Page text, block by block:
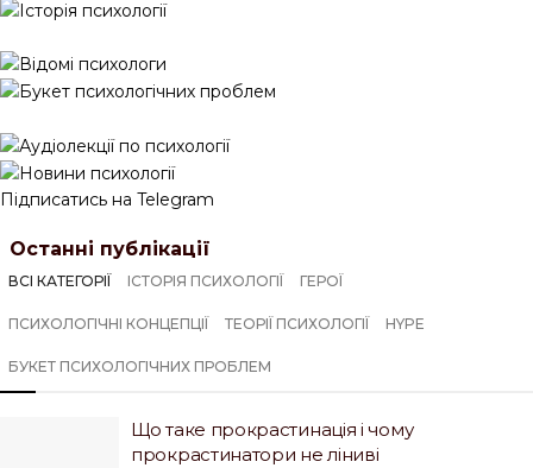
Підписатись на Telegram
Останні публікації
ВСІ КАТЕГОРІЇ ІСТОРІЯ ПСИХОЛОГІЇ ГЕРОЇ
ПСИХОЛОГІЧНІ КОНЦЕПЦІЇ ТЕОРІЇ ПСИХОЛОГІЇ HYPE
БУКЕТ ПСИХОЛОГІЧНИХ ПРОБЛЕМ
Що таке прокрастинація і чому
прокрастинатори не ліниві